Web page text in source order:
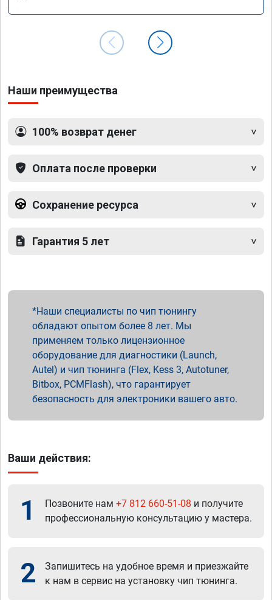
Наши преимущества
100% возврат денег
Оплата после проверки
Сохранение ресурса
Гарантия 5 лет
Наши специалисты по чип тюнингу
обладают опытом более 8 лет. Мы
применяем только лицензионное
оборудование для диагностики (Launch,
Autel) и чип тюнинга (Flex, Kess 3, Autotuner,
Bitbox, PCMFlash), что гарантирует
безопасность для электроники вашего авто.
Ваши действия:
1 Позвоните нам +7 812 660-51-08 и получите
профессиональную консультацию у мастера.
2
Запишитесь на удобное время и приезжайте
к нам в сервис на установку чип тюнинга.